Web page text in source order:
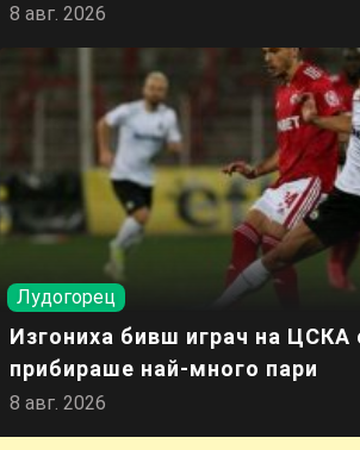
8 авг. 2026
Лудогорец
Изгониха бивш играч на ЦСКА
прибираше най-много пари
8 авг. 2026